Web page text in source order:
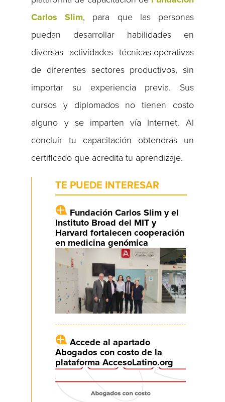
Carlos Slim, para que las personas
puedan desarrollar habilidades en
diversas actividades técnicas-operativas
de diferentes sectores productivos, sin
importar su experiencia previa. Sus
cursos y diplomados no tienen costo
alguno y se imparten vía Internet. Al
concluir tu capacitación obtendrás un
certificado que acredita tu aprendizaje.
TE PUEDE INTERESAR
Fundación Carlos Slim y el
Instituto Broad del MIT y
Harvard fortalecen cooperación
en medicina genómica
Accede al apartado
Abogados con costo de la
plataforma AccesoLatino.org